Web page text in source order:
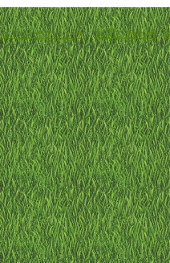
バシーポリシー-お問い合わせ-